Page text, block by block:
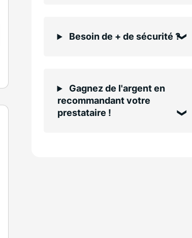
Besoin de + de sécurité ?
Gagnez de l'argent en
recommandant votre
prestataire !